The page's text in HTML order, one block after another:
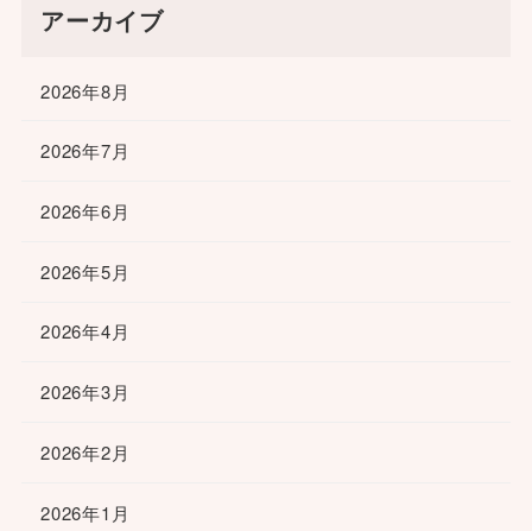
アーカイブ
2026年8月
2026年7月
2026年6月
2026年5月
2026年4月
2026年3月
2026年2月
2026年1月